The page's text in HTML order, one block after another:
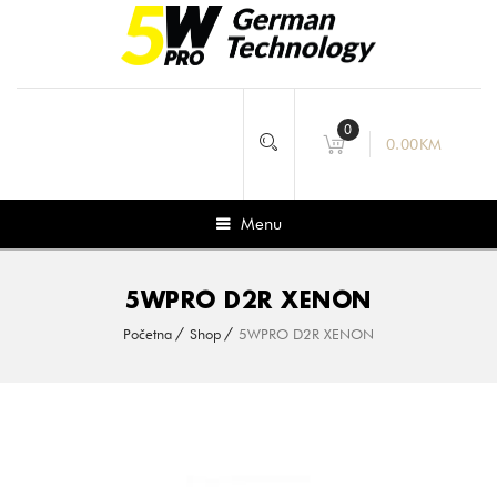
0
0.00KM
Menu
5WPRO D2R XENON
Početna Shop 5WPRO D2R XENON